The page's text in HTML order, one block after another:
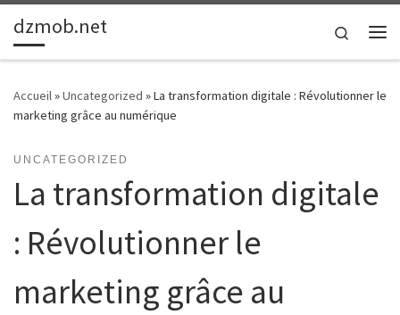
Passer au contenu
dzmob.net
Search
Accueil»Uncategorized »La transformation digitale : Révolutionner le
marketing grâce au numérique
UNCATEGORIZED
La transformation digitale
: Révolutionner le
marketing grâce au